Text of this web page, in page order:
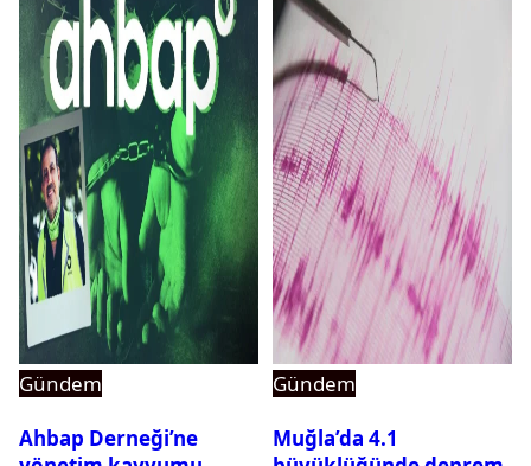
Gündem
Ahbap Derneği’ne
Gündem
Muğla’da 4.1